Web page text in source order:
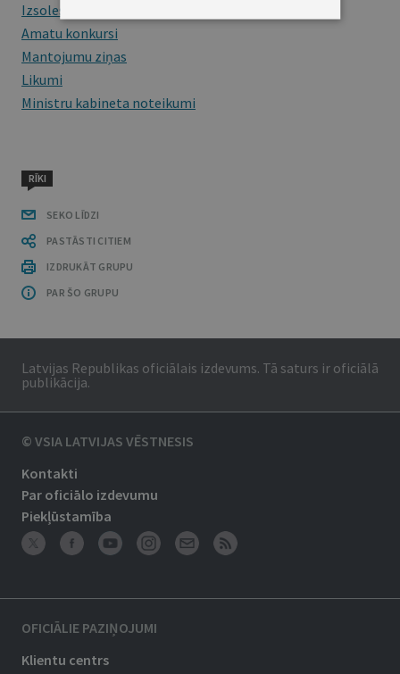
Izsoles
Amatu konkursi
Mantojumu ziņas
Likumi
Ministru kabineta noteikumi
RĪKI
SEKO LĪDZI
PASTĀSTI CITIEM
IZDRUKĀT GRUPU
PAR ŠO GRUPU
Latvijas Republikas oficiālais izdevums. Tā saturs ir oficiālā
publikācija.
© VSIA LATVIJAS VĒSTNESIS
Kontakti
Par oficiālo izdevumu
Piekļūstamība
OFICIĀLIE PAZIŅOJUMI
Klientu centrs